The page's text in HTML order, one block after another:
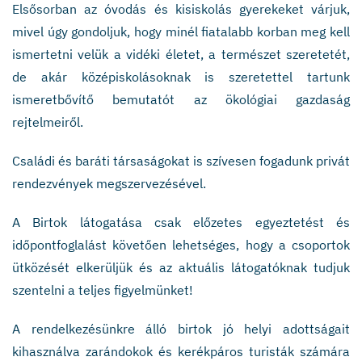
Elsősorban az óvodás és kisiskolás gyerekeket várjuk,
mivel úgy gondoljuk, hogy minél fiatalabb korban meg kell
ismertetni velük a vidéki életet, a természet szeretetét,
de akár középiskolásoknak is szeretettel tartunk
ismeretbővítő bemutatót az ökológiai gazdaság
rejtelmeiről.
Családi és baráti társaságokat is szívesen fogadunk privát
rendezvények megszervezésével.
A Birtok látogatása csak előzetes egyeztetést és
időpontfoglalást követően lehetséges, hogy a csoportok
ütközését elkerüljük és az aktuális látogatóknak tudjuk
szentelni a teljes figyelmünket!
A rendelkezésünkre álló birtok jó helyi adottságait
kihasználva zarándokok és kerékpáros turisták számára